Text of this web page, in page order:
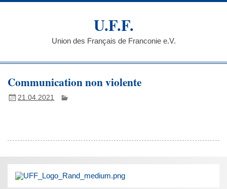
Skip
U.F.F.
Union des Français de Franconie e.V.
Communication non violente
21.04.2021